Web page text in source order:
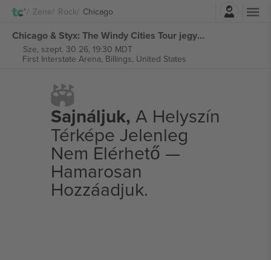
Zene Rock Chicago
Chicago & Styx: The Windy Cities Tour jegyek
Sze, szept. 30 26, 19:30 MDT
First Interstate Arena, Billings, United States
Sajnáljuk, A Helyszín
Térképe Jelenleg
Nem Elérhető —
Hamarosan
Hozzáadjuk.